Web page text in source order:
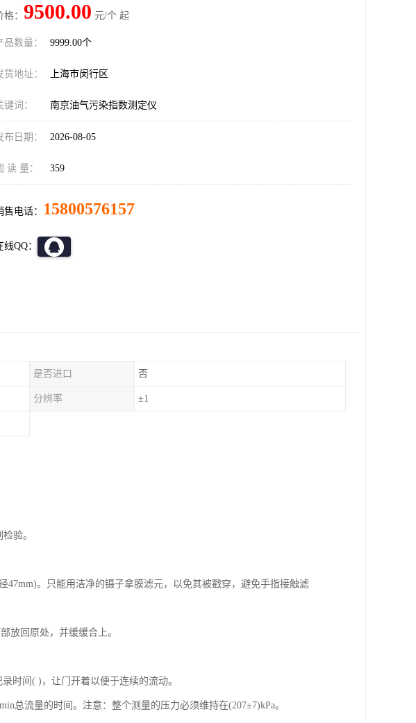
格： 9500.00 元/个 起
品数量： 9999.00个
货地址： 上海市闵行区
键词： 南京油气污染指数测定仪
布日期： 2026-08-05
读 量： 359
售电话： 15800576157
线QQ：
是否进口 否
分辨率 ±1
验。
。只能用洁净的镊子拿膜滤元，以免其被戳穿，避免手指接触滤
放回原处，并缓缓合上。
时间( )，让门开着以便于连续的流动。
总流量的时间。注意：整个测量的压力必须维持在(207±7)kPa。